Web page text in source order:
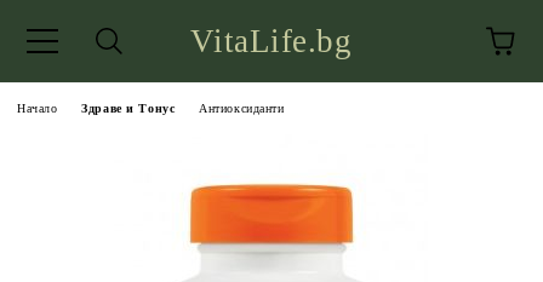
VitaLife.bg
Начало Здраве и Тонус Антиоксиданти